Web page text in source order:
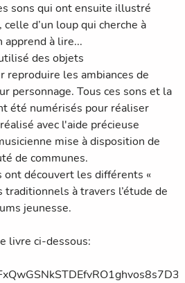
sons qui ont ensuite illustré
d’un loup qui cherche à
apprend à lire...
des objets
reproduire les ambiances de
personnage. Tous ces sons et la
été numérisés pour réaliser
avec l'aide précieuse
mise à disposition de
de communes.
ont découvert les différents «
traditionnels à travers l’étude de
jeunesse.
livre ci-dessous: